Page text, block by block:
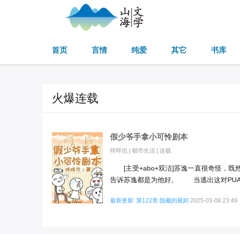
首页 言情 纯爱 其它 书库
火爆连载
假少爷手拿小可怜剧本
咩咩也 | 都市生活 | 连载
[主受+abo+双洁]苏逸一直很奇怪，既然
告诉苏逸都是为他好。 当逃出这对PUA
最新更新: 第122章 隐藏的规则 2025-03-08 23:49